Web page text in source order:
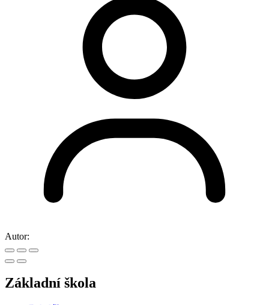
Autor:
Základní škola